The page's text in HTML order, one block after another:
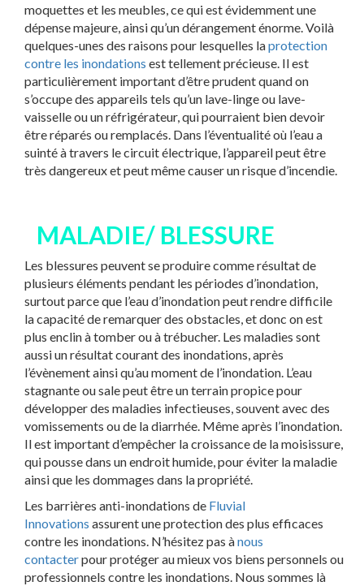
moquettes et les meubles, ce qui est évidemment une
dépense majeure, ainsi qu’un dérangement énorme. Voilà
quelques-unes des raisons pour lesquelles laprotection
contre les inondations est tellement précieuse. Il est
particulièrement important d’être prudent quand on
s’occupe des appareils tels qu’un lave-linge ou lave-
vaisselle ou un réfrigérateur, qui pourraient bien devoir
être réparés ou remplacés. Dans l’éventualité où l’eau a
suinté à travers le circuit électrique, l’appareil peut être
très dangereux et peut même causer un risque d’incendie.
MALADIE/ BLESSURE
Les blessures peuvent se produire comme résultat de
plusieurs éléments pendant les périodes d’inondation,
surtout parce que l’eau d’inondation peut rendre difficile
la capacité de remarquer des obstacles, et donc on est
plus enclin à tomber ou à trébucher. Les maladies sont
aussi un résultat courant des inondations, après
l’évènement ainsi qu’au moment de l’inondation. L’eau
stagnante ou sale peut être un terrain propice pour
développer des maladies infectieuses, souvent avec des
vomissements ou de la diarrhée. Même après l’inondation.
Il est important d’empêcher la croissance de la moisissure,
qui pousse dans un endroit humide, pour éviter la maladie
ainsi que les dommages dans la propriété.
Les barrières anti-inondations de Fluvial
Innovations assurent une protection des plus efficaces
contre les inondations. N’hésitez pas ànous
contacterpour protéger au mieux vos biens personnels ou
professionnels contre les inondations. Nous sommes là